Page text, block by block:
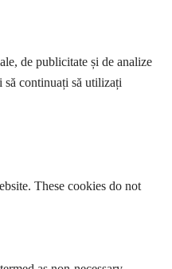
de publicitate și de analize
continuați să utilizați
These cookies do not